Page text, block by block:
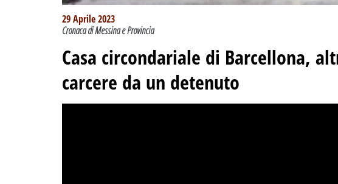
29 Aprile 2023
Cronaca di Messina e Provincia
Casa circondariale di Barcellona,
carcere da un detenuto